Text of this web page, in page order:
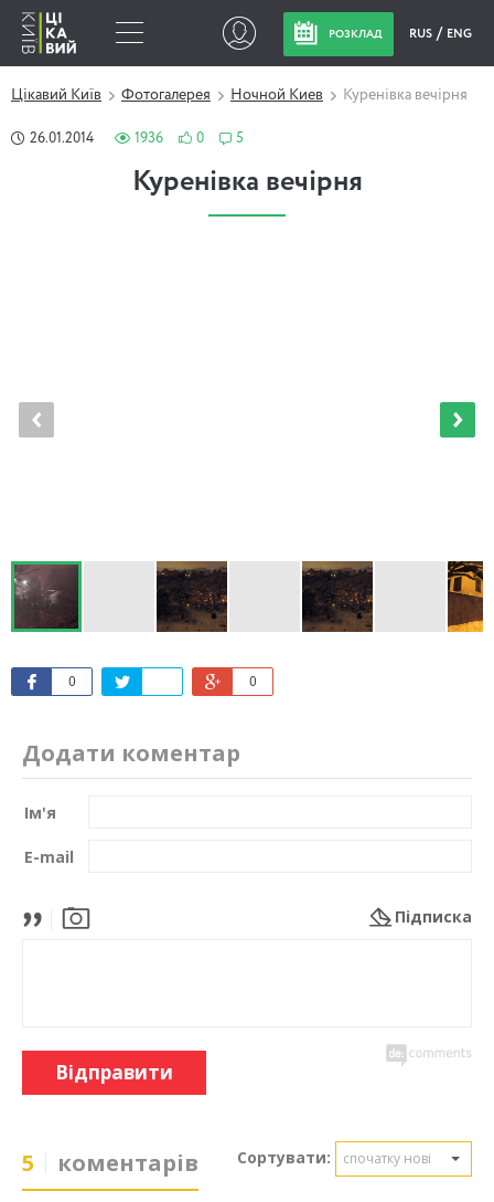
РОЗКЛАД RUS ENG
Цікавий Київ Фотогалерея Ночной Киев Куренівка вечірня
26.01.2014 1936 0 5
Куренівка вечірня
0 0
Додати коментар
Ім'я
E-mail
Підписка
Відправити
5 коментарів Сортувати: спочатку нові